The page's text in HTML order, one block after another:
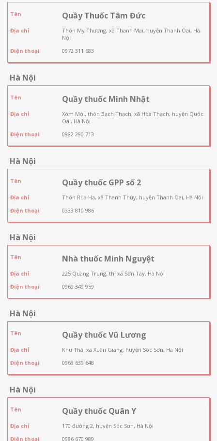
Tên Quầy Thuốc Tâm Đức
Địa chỉ
Thôn My Thượng, xã Thanh Mai, huyện Thanh Oai, Hà
Nội
Điện thoại
0972 311 683
Hà Nội
Tên Quầy thuốc Minh Nhật
Địa chỉ
Xóm Mới, thôn Bạch Thạch, xã Hòa Thạch, huyện Quốc
Oai, Hà Nội
Điện thoại
0982 290 713
Hà Nội
Tên Quầy thuốc GPP số 2
Địa chỉ
Thôn Rùa Hạ, xã Thanh Thùy, huyện Thanh Oai, Hà Nội
Điện thoại
0333 810 986
Hà Nội
Tên Nhà thuốc Minh Nguyệt
Địa chỉ
225 Quang Trung, thị xã Sơn Tây, Hà Nội
Điện thoại
0969 349 959
Hà Nội
Tên Quầy thuốc Vũ Lương
Địa chỉ
Khu Thá, xã Xuân Giang, huyện Sóc Sơn, Hà Nội
Điện thoại
0968 639 648
Hà Nội
Tên Quầy thuốc Quân Y
Địa chỉ
170 đường 2, huyện Sóc Sơn, Hà Nội
Điện thoại
0986 670 989